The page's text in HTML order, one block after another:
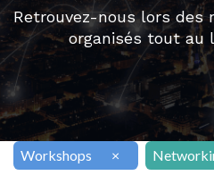
Retrouvez-nous lors des
organisés tout au
Workshops ×